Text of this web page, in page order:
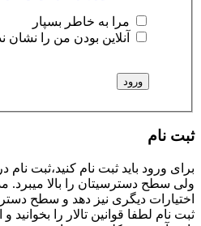
مرا به خاطر بسپار
آنلاین بودن من را نشان
ثبت نام
برای ورود باید ثبت نام کنید،ثبت نام
ولی سطح دسترسیتان را بالا میبرد.
اختیارات دیگری نیز دهد و سطح
ثبت نام لطفا قوانین تالار را بخوانید